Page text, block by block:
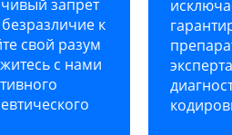
запрет
к
свой разум
с нами